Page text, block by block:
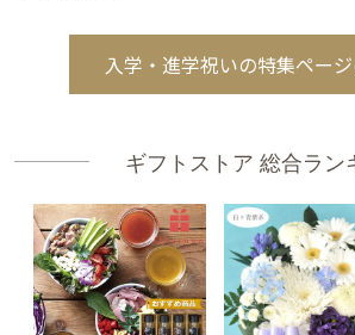
入学・進学祝いの特集ペー
ギフトストア 総合ラン